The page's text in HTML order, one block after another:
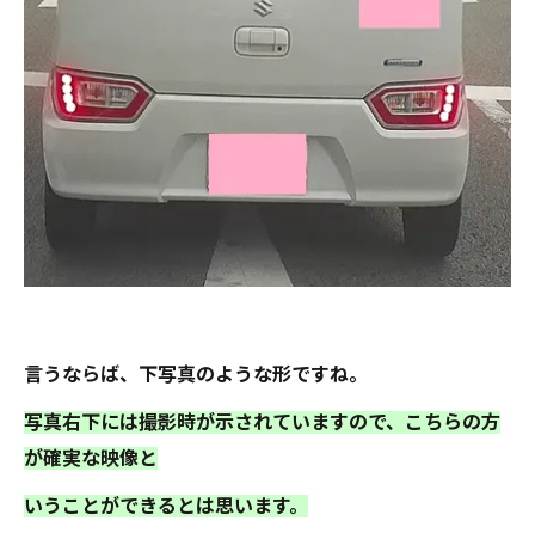
言うならば、下写真のような形ですね。
写真右下には撮影時が示されていますので、こちらの方
が確実な映像と
いうことができるとは思います。